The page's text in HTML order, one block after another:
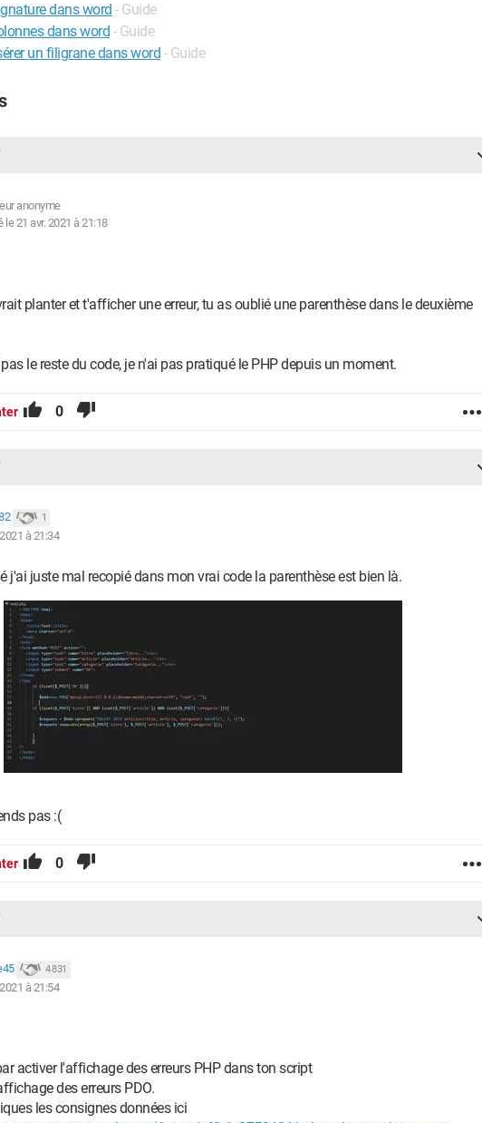
?, ?)");
dans word - Guide
dans word - Guide
un filigrane dans word - Guide
anonyme
le 21 avr. 2021 à 21:18
planter et t'afficher une erreur, tu as oublié une parenthèse dans le deuxième
le reste du code, je n'ai pas pratiqué le PHP depuis un moment.
0
1
à 21:34
j'ai juste mal recopié dans mon vrai code la parenthèse est bien là.
pas :(
0
4 831
à 21:54
activer l'affichage des erreurs PHP dans ton script
des erreurs PDO.
les consignes données ici